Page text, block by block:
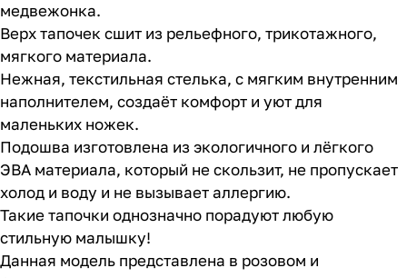
медвежонка.
Верх тапочек сшит из рельефного, трикотажного,
мягкого материала.
Нежная, текстильная стелька, с мягким внутренним
наполнителем, создаёт комфорт и уют для
маленьких ножек.
Подошва изготовлена из экологичного и лёгкого
ЭВА материала, который не скользит, не пропускает
холод и воду и не вызывает аллергию.
Такие тапочки однозначно порадуют любую
стильную малышку!
Данная модель представлена в розовом и